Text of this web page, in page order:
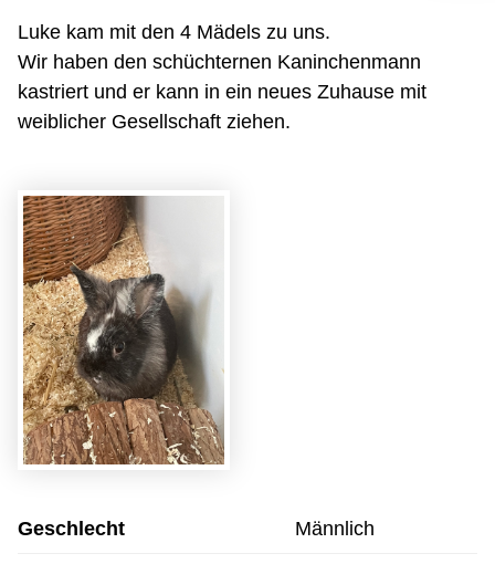
Luke kam mit den 4 Mädels zu uns.
Wir haben den schüchternen Kaninchenmann
kastriert und er kann in ein neues Zuhause mit
weiblicher Gesellschaft ziehen.
Geschlecht Männlich